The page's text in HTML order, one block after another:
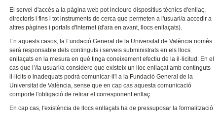
El servei d'accés a la pàgina web pot incloure dispositius tècnics d'enllaç,
directoris i fins i tot instruments de cerca que permeten a l'usuari/a accedir a
altres pàgines i portals d'Internet (d'ara en avant, llocs enllaçats).
En aquests casos, la Fundació General de la Universitat de València només
serà responsable dels continguts i serveis subministrats en els llocs
enllaçats en la mesura en què tinga coneixement efectiu de la il·licitud. En el
cas que l’/la usuari/a considere que existeix un lloc enllaçat amb continguts
il·lícits o inadequats podrà comunicar-li'l a la Fundació General de la
Universitat de València, sense que en cap cas aquesta comunicació
comporte l'obligació de retirar el corresponent enllaç.
En cap cas, l'existència de llocs enllaçats ha de pressuposar la formalització